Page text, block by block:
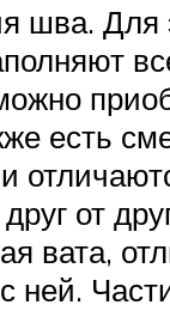
шва.
есть
от
вата,
ней.